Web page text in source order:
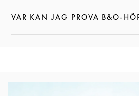
VAR KAN JAG PROVA B&O-
KLICKA FÖR ATT EXPANDERA